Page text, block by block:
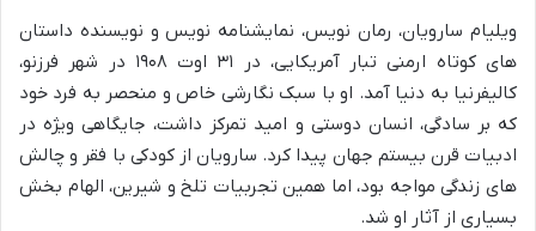
ویلیام سارویان، رمان نویس، نمایشنامه نویس و نویسنده داستان
های کوتاه ارمنی تبار آمریکایی، در ۳۱ اوت ۱۹۰۸ در شهر فرزنو،
کالیفرنیا به دنیا آمد. او با سبک نگارشی خاص و منحصر به فرد خود
که بر سادگی، انسان دوستی و امید تمرکز داشت، جایگاهی ویژه در
ادبیات قرن بیستم جهان پیدا کرد. سارویان از کودکی با فقر و چالش
های زندگی مواجه بود، اما همین تجربیات تلخ و شیرین، الهام بخش
بسیاری از آثار او شد.